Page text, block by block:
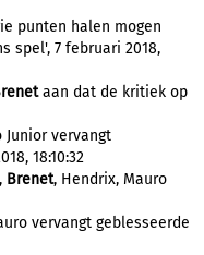
punten halen mogen
spel', 7 februari 2018,
aan dat de kritiek op
vervangt
18:10:32
Brenet, Hendrix, Mauro
vervangt geblesseerde